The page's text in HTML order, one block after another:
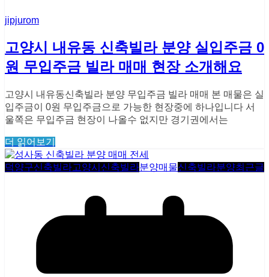
jipjurom
고양시 내유동 신축빌라 분양 실입주금 0
원 무입주금 빌라 매매 현장 소개해요
고양시 내유동신축빌라 분양 무입주금 빌라 매매 본 매물은 실
입주금이 0원 무입주금으로 가능한 현장중에 하나입니다 서
울쪽은 무입주금 현장이 나올수 없지만 경기권에서는
더 읽어보기
덕양구신축빌라고양시신축빌라분양매물신축빌라분양최근글